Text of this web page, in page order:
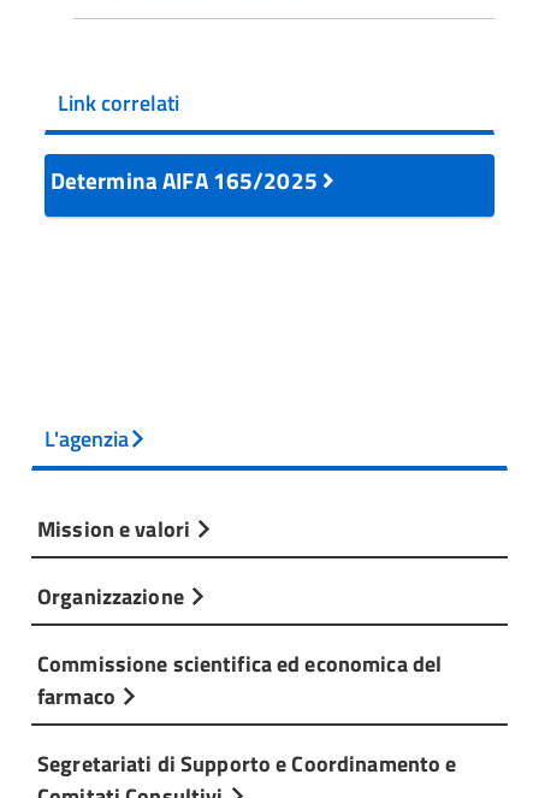
Link correlati
Determina AIFA 165/2025
L'agenzia
Mission e valori
Organizzazione
Commissione scientifica ed economica del
farmaco
Segretariati di Supporto e Coordinamento e